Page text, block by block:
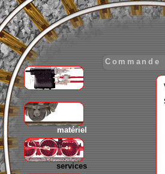
matériel
services
Commande